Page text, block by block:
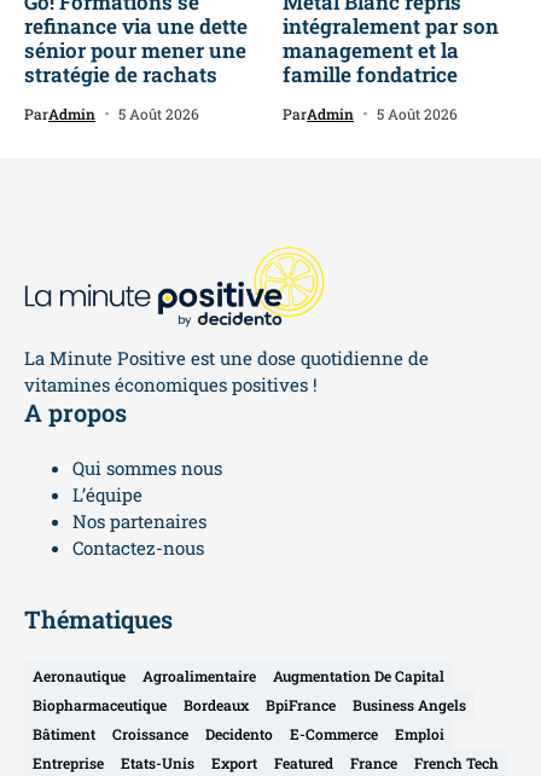
refinance via une dette
sénior pour mener une
stratégie de rachats
ParAdmin 5 Août 2026
intégralement par son
management et la
famille fondatrice
ParAdmin 5 Août 2026
La Minute Positive est une dose quotidienne de
vitamines économiques positives !
A propos
Qui sommes nous
L’équipe
Nos partenaires
Contactez-nous
Thématiques
Aeronautique Agroalimentaire
Augmentation De Capital
Biopharmaceutique
Bordeaux BpiFrance
Business Angels
Bâtiment
Croissance Decidento E-Commerce
Emploi
Entreprise
Etats-Unis Export Featured France
French Tech